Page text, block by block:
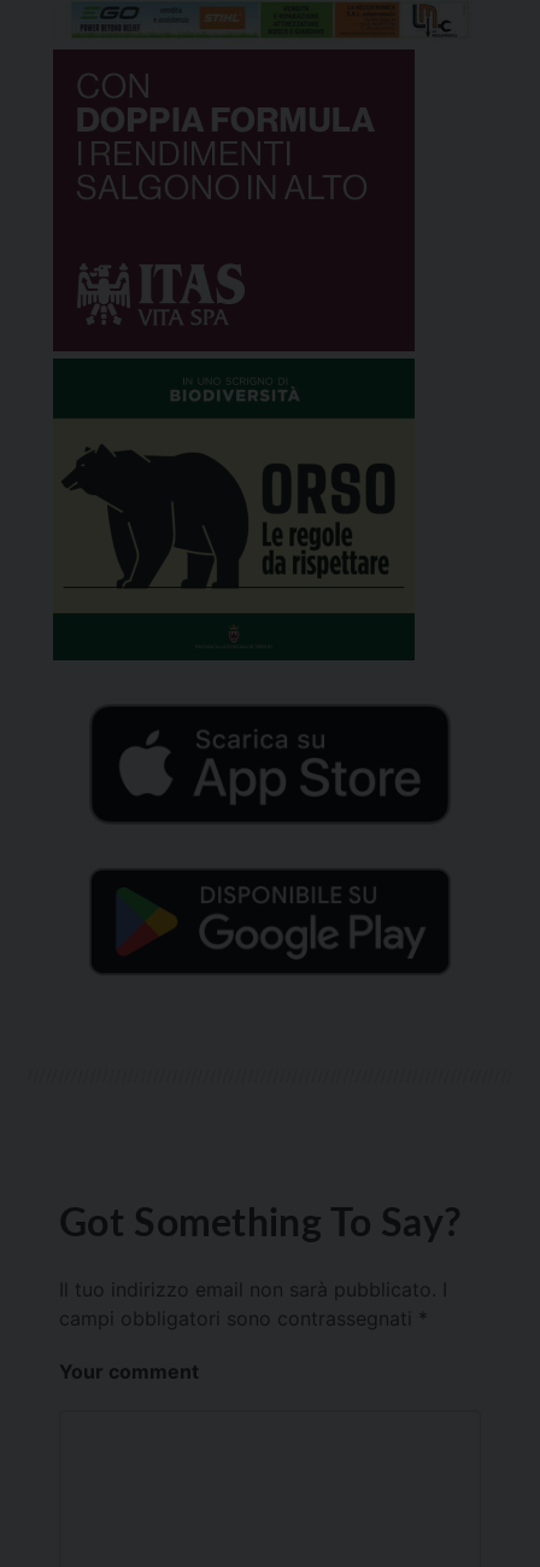
Got Something To Say?
Il tuo indirizzo email non sarà pubblicato.
campi obbligatori sono contrassegnati *
Your comment